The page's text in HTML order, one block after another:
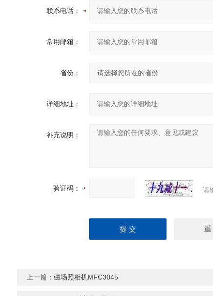
联系电话：
常用邮箱：
省份：
详细地址：
补充说明：
验证码： 请
上一篇：磁场照相机MFC3045